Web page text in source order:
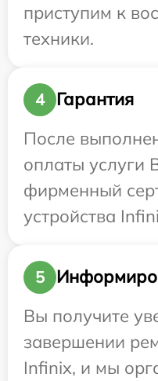
приступим к
техники.
4
Гарантия
После
оплаты услуги
фирменный
устройства
5
Вы получите
завершении
Infinix, и мы